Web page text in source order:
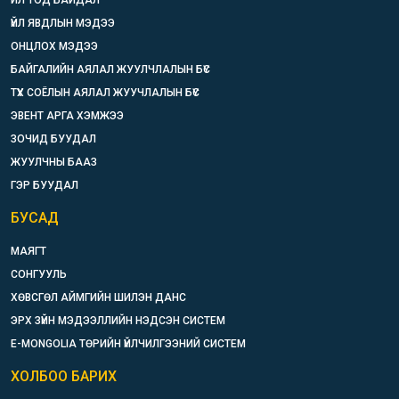
ҮЙЛ ЯВДЛЫН МЭДЭЭ
ОНЦЛОХ МЭДЭЭ
БАЙГАЛИЙН АЯЛАЛ ЖУУЛЧЛАЛЫН БҮС
ТҮҮХ СОЁЛЫН АЯЛАЛ ЖУУЧЛАЛЫН БҮС
ЭВЕНТ АРГА ХЭМЖЭЭ
ЗОЧИД БУУДАЛ
ЖУУЛЧНЫ БААЗ
ГЭР БУУДАЛ
БУСАД
МАЯГТ
СОНГУУЛЬ
ХӨВСГӨЛ АЙМГИЙН ШИЛЭН ДАНС
ЭРХ ЗҮЙН МЭДЭЭЛЛИЙН НЭДСЭН СИСТЕМ
E-MONGOLIA ТӨРИЙН ҮЙЛЧИЛГЭЭНИЙ СИСТЕМ
ХОЛБОО БАРИХ